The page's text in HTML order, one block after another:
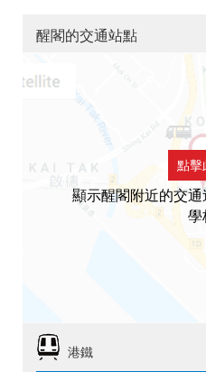
醒閣的交通站點
點擊
顯示醒閣附近的交
學
港鐵